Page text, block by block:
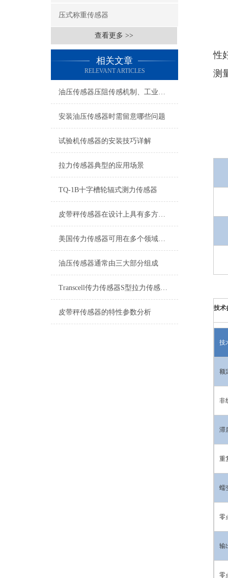
压式称重传感器
查看更多 >>
相关文章
RELEVANT ARTICLES
油压传感器压阻传感机制、工业工况适配与标准化运维管理
安装油压传感器时需留意哪些问题
试验机传感器的安装技巧详解
拉力传感器典型的应用场景
TQ-1B十字槽轮辐式测力传感器
皮带秤传感器在设计上具有多方面的优势
美国传力传感器可用在多个领域之中
油压传感器通常由三大部分组成
Transcell传力传感器S型拉力传感器接线方式
皮带秤传感器的特性参数分析
性
测
技术
技
额
非
滞
重
蠕
零
输
零